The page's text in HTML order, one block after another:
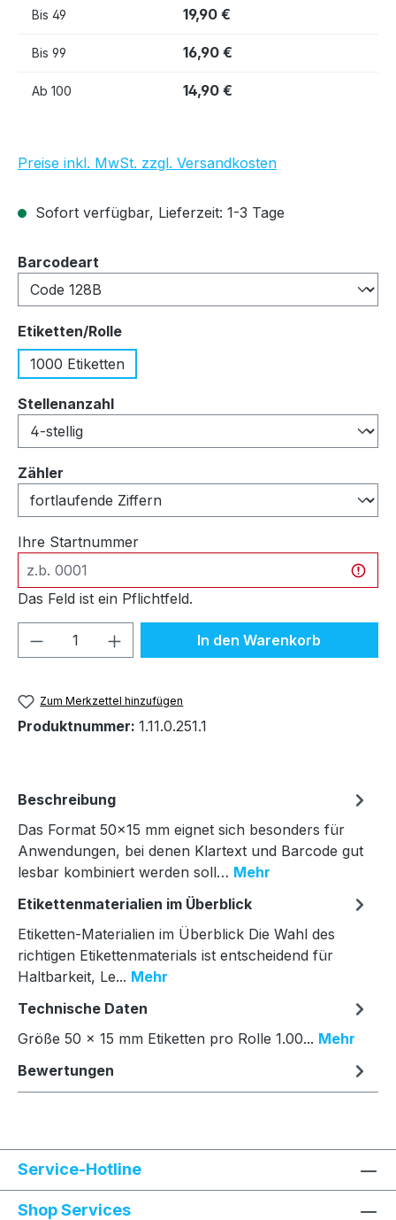
Bis 49 19,90 €
Bis 99 16,90 €
Ab 100 14,90 €
Preise inkl. MwSt. zzgl. Versandkosten
Sofort verfügbar, Lieferzeit: 1-3 Tage
Barcodeart
Etiketten/Rolleauswählen
1000 Etiketten
Stellenanzahlauswählen
Zähler
Ihre Startnummer
Das Feld ist ein Pflichtfeld.
Produkt Anzahl: Gib denIn den Warenkorb
Zum Merkzettel hinzufügen
Produktnummer: 1.11.0.251.1
Beschreibung
Das Format 50×15 mm eignet sich besonders für
Anwendungen, bei denen Klartext und Barcode gut
lesbar kombiniert werden soll… Mehr
Etikettenmaterialien im Überblick
Etiketten-Materialien im Überblick Die Wahl des
richtigen Etikettenmaterials ist entscheidend für
Haltbarkeit, Le... Mehr
Technische Daten
Größe 50 × 15 mm Etiketten pro Rolle 1.00... Mehr
Bewertungen
Service-Hotline
Shop Services